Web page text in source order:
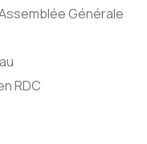
Générale
RDC